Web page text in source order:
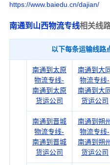
https://www.baiedu.cn/dajian/
南通到山西物流专线相关线
以下每条运输线路
南通到太原
物流专线-
南通到太原
货运公司
南通到大
物流专线-
南通到大
货运公司
南通到晋城
物流专线-
南通到晋城
货运公司
南通到朔州
物流专线-
南通到朔州
货运公司